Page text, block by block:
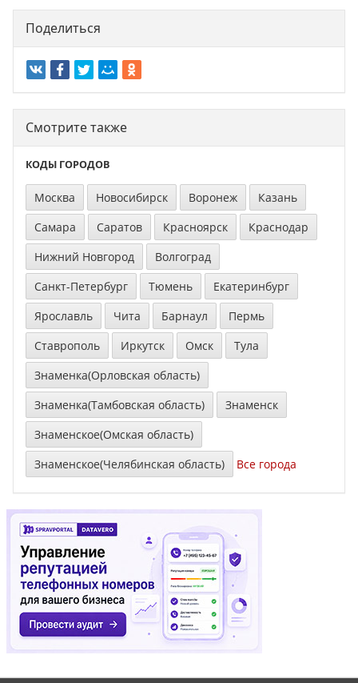
Поделиться
Смотрите также
КОДЫ ГОРОДОВ
Москва Новосибирск Воронеж
Казань
Самара
Саратов Красноярск
Краснодар
Нижний Новгород
Волгоград
Санкт-Петербург
Тюмень
Екатеринбург
Ярославль
Чита Барнаул
Пермь
Ставрополь
Иркутск Омск
Тула
Знаменка(Орловская область)
Знаменка(Тамбовская область)
Знаменск
Знаменское(Омская область)
Знаменское(Челябинская область)
Все города